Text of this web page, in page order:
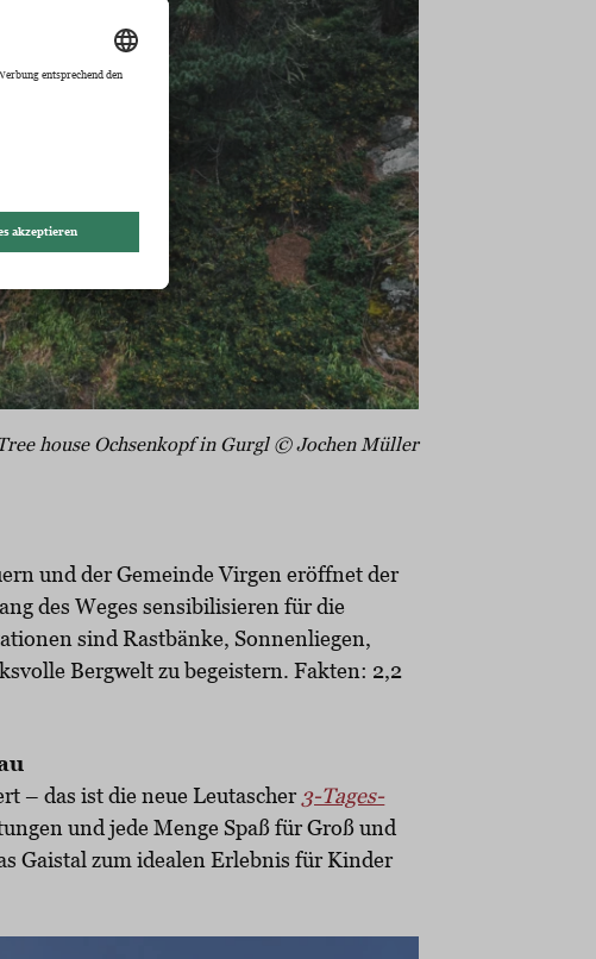
house Ochsenkopf in Gurgl © Jochen Müller
und der Gemeinde Virgen eröffnet der
des Weges sensibilisieren für die
sind Rastbänke, Sonnenliegen,
Bergwelt zu begeistern. Fakten: 2,2
– das ist die neue Leutascher 3-Tages-
und jede Menge Spaß für Groß und
Gaistal zum idealen Erlebnis für Kinder